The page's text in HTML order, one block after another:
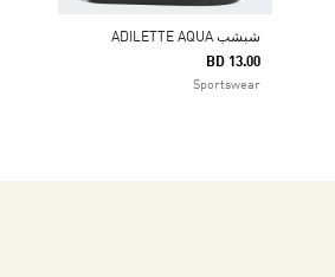
شبشب ADILETTE AQUA
BD 13.00
Sportswear